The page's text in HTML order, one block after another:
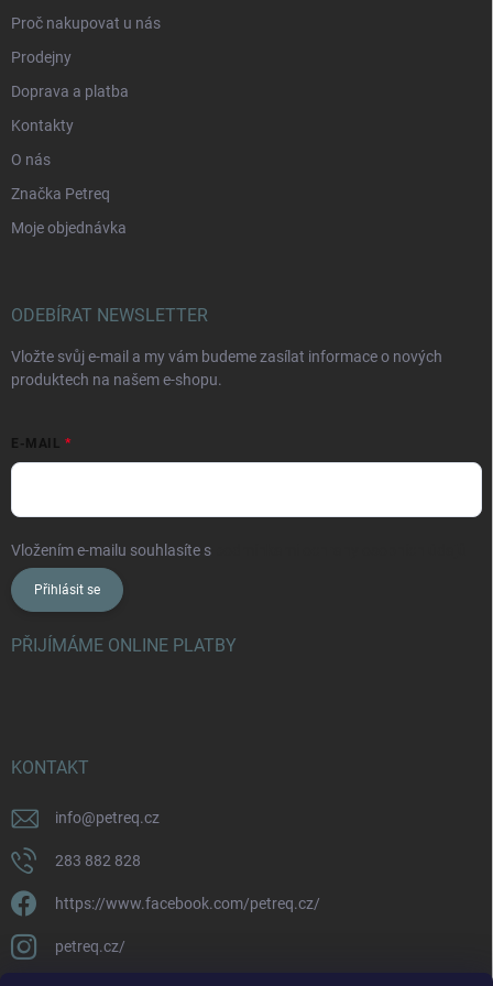
Proč nakupovat u nás
Prodejny
Doprava a platba
Kontakty
O nás
Značka Petreq
Moje objednávka
ODEBÍRAT NEWSLETTER
Vložte svůj e-mail a my vám budeme zasílat informace o nových
produktech na našem e-shopu.
E-MAIL
Vložením e-mailu souhlasíte s
Přihlásit se
PŘIJÍMÁME ONLINE PLATBY
KONTAKT
info@petreq.cz
283 882 828
https://www.facebook.com/petreq.cz/
petreq.cz/